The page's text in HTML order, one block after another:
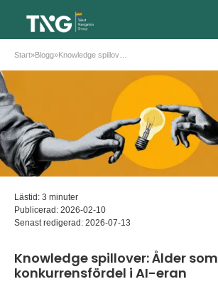
Start»Blogg»
Lästid: 3 minuter
Publicerad: 2026-02-10
Senast redigerad: 2026-07-13
Knowledge spillover: Ålder som
konkurrensfördel i AI-eran